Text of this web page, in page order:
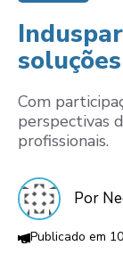
Com
perspectivas
profissionais.
Por